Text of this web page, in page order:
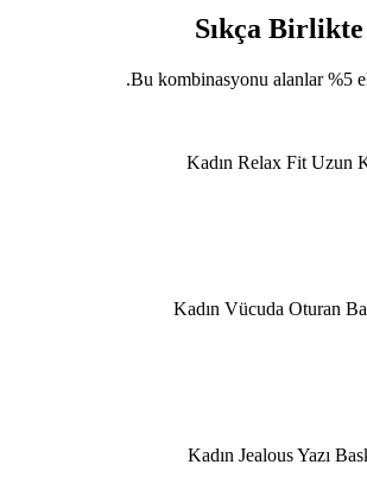
Bu kombinasyonu alanlar %5
Kadın Relax Fit Uzun
Kadın Vücuda Oturan
Kadın Jealous Yazı